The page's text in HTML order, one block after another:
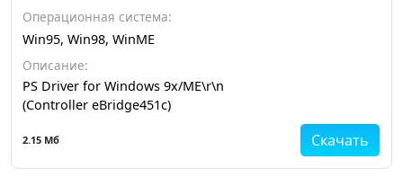
Операционная система:
Win95, Win98, WinME
Описание:
PS Driver for Windows 9x/ME\r\n
(Controller eBridge451c)
Скачать
2.15 Мб